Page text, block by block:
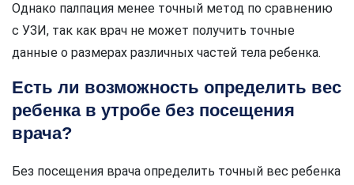
Однако палпация менее точный метод по сравнению
с УЗИ, так как врач не может получить точные
данные о размерах различных частей тела ребенка.
Есть ли возможность определить вес
ребенка в утробе без посещения
врача?
Без посещения врача определить точный вес ребенка